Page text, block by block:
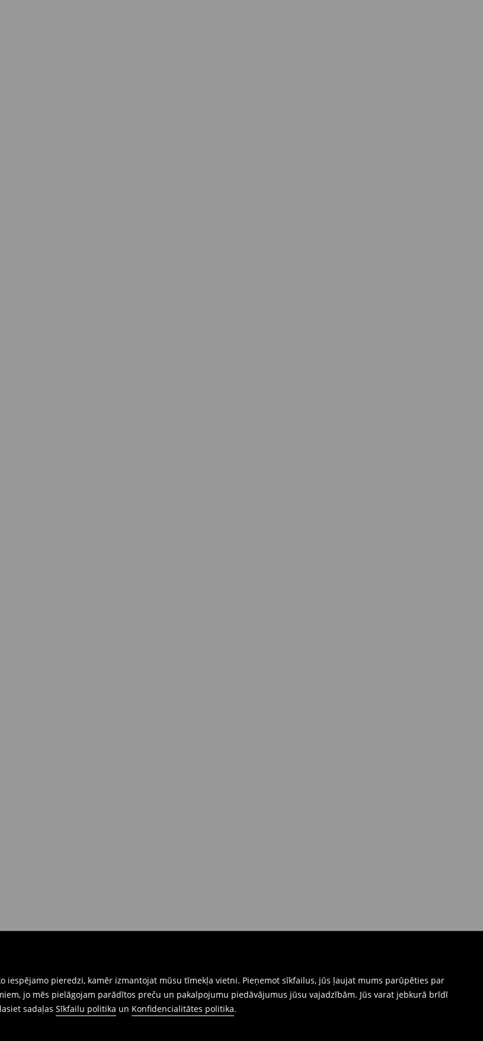
iespējamo pieredzi, kamēr izmantojat mūsu tīmekļa vietni. Pieņemot sīkfailus, jūs ļaujat mums parūpēties par
jo mēs pielāgojam parādītos preču un pakalpojumu piedāvājumus jūsu vajadzībām. Jūs varat jebkurā brīdī
sadaļas Sīkfailu politika un Konfidencialitātes politika.